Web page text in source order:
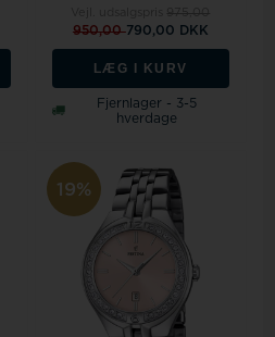
950,00790,00 DKK
LÆG I KURV
Fjernlager - 3-5
hverdage
19%